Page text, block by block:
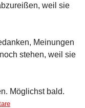
weil sie
Meinungen
stehen, weil sie
Möglichst bald.